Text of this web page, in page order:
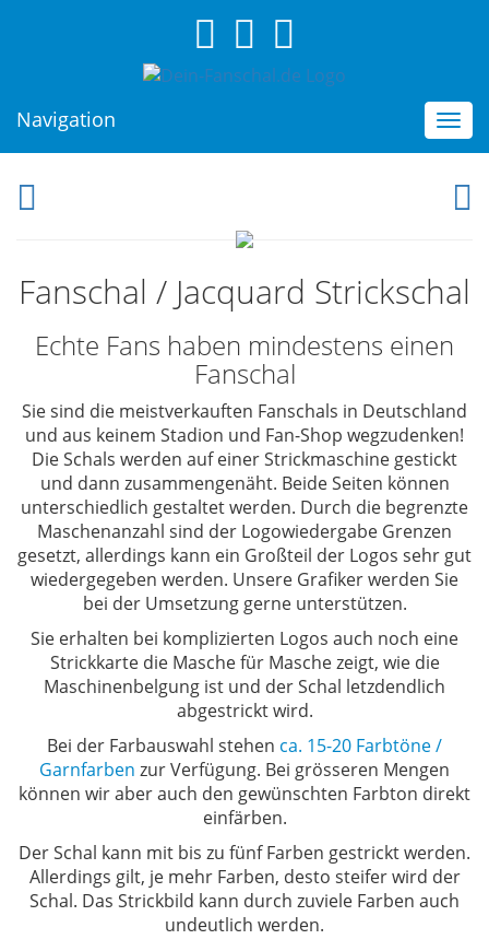
Navigation
Fanschal / Jacquard Strickschal
Echte Fans haben mindestens einen
Fanschal
Sie sind die meistverkauften Fanschals in Deutschland
und aus keinem Stadion und Fan-Shop wegzudenken!
Die Schals werden auf einer Strickmaschine gestickt
und dann zusammengenäht. Beide Seiten können
unterschiedlich gestaltetwerden. Durch die begrenzte
Maschenanzahl sind der Logowiedergabe Grenzen
gesetzt, allerdings kann ein Großteil der Logos sehr gut
wiedergegeben werden. Unsere Grafiker werden Sie
bei der Umsetzung gerne unterstützen.
Sie erhalten bei komplizierten Logos auch noch eine
Strickkarte die Masche für Masche zeigt, wie die
Maschinenbelgung ist und der Schal letzdendlich
abgestrickt wird.
Bei der Farbauswahl stehen ca. 15-20 Farbtöne /
Garnfarben zur Verfügung. Bei grösseren Mengen
können wir aber auch den gewünschten Farbton direkt
einfärben.
Der Schal kann mit bis zu fünf Farben gestrickt werden.
Allerdings gilt, je mehr Farben, desto steifer wird der
Schal. Das Strickbild kann durch zuviele Farben auch
undeutlich werden.